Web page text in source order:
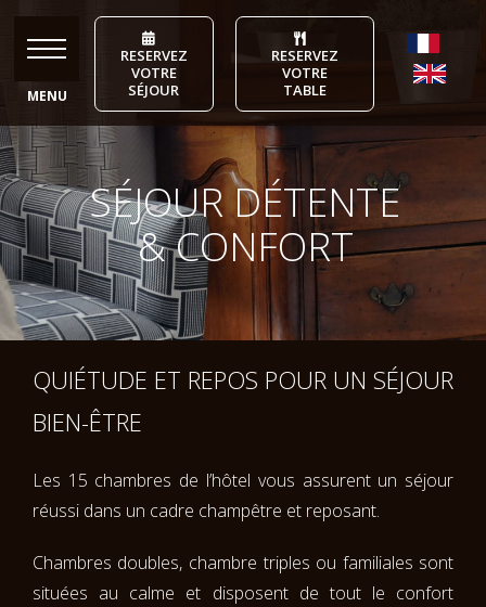
RESERVEZ
VOTRE
SÉJOUR
RESERVEZ
VOTRE
TABLE
SÉJOUR DÉTENTE
& CONFORT
QUIÉTUDE ET REPOS POUR UN SÉJOUR
BIEN-ÊTRE
Les 15 chambres de l’hôtel vous assurent un séjour
réussi dans un cadre champêtre et reposant.
Chambres doubles, chambre triples ou familiales sont
situées au calme et disposent de tout le confort